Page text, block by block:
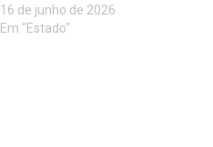
16 de junho de 2026
Em "Estado"